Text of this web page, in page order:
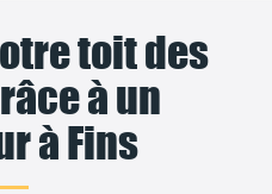
toit des
à un
à Fins